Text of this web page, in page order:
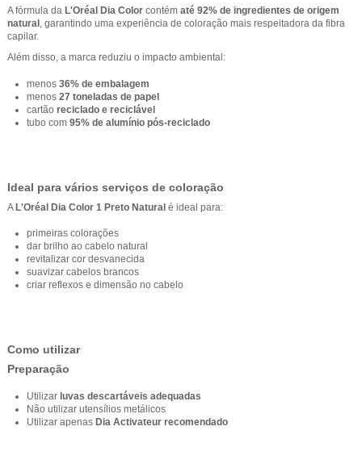
A fórmula da L'Oréal Dia Color contém até 92% de ingredientes de origem
natural , garantindo uma experiência de coloração mais respeitadora da fibra
capilar.
Além disso, a marca reduziu o impacto ambiental:
menos 36% de embalagem
menos 27 toneladas de papel
cartão reciclado e reciclável
tubo com 95% de alumínio pós-reciclado
Ideal para vários serviços de coloração
AL'Oréal Dia Color 1 Preto Natural é ideal para:
primeiras colorações
dar brilho ao cabelo natural
revitalizar cor desvanecida
suavizar cabelos brancos
criar reflexos e dimensão no cabelo
Como utilizar
Preparação
Utilizar luvas descartáveis adequadas
Não utilizar utensílios metálicos
Utilizar apenas Dia Activateur recomendado